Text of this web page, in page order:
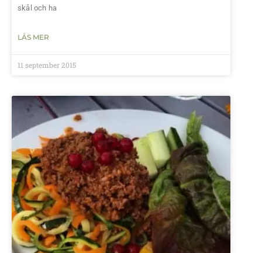
skål och ha
LÄS MER
11 september 2015